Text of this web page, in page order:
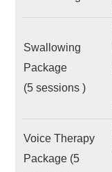
Swallowing
Package
(5 sessions )
Voice Therapy
Package (5